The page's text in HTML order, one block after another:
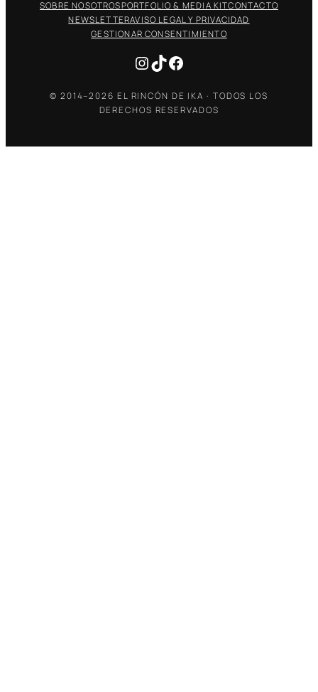
SOBRE NOSOTROSPORTFOLIO & MEDIA KITCONTACTO
NEWSLETTERAVISO LEGAL Y PRIVACIDAD
GESTIONAR CONSENTIMIENTO
Instagram
TikTokFacebook
© 2014–2026 EL RINCÓN DE IKA · TODOS LOS
DERECHOS RESERVADOS